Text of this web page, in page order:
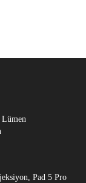
Pad 5 Pro